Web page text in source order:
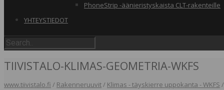
PhoneStrip -äänieristyskaista CLT-rakenteille
YHTEYSTIEDOT
TIIVISTALO-KLIMAS-GEOMETRIA-WKFS
www.tiivistalo.fi / Rakenneruuvit/ Klimas - täyskierre uppokanta - WKFS /